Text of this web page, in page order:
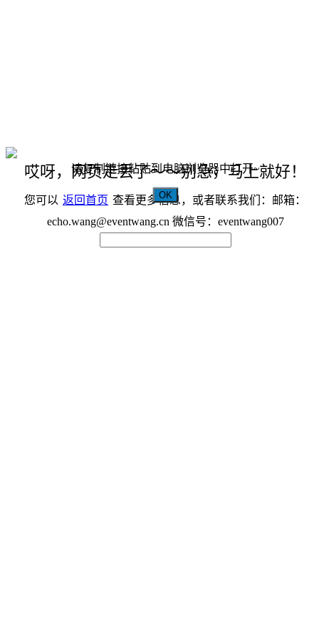
哎呀，网页走丢了～～别急，马上就好！
您可以 返回首页 查看更多信息，或者联系我们：邮箱：
echo.wang@eventwang.cn 微信号：eventwang007
请复制链接粘贴到电脑浏览器中打开~
OK